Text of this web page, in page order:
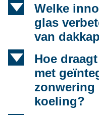
d
Welke
glas
van
d
Hoe
met
zonwering
koeling?